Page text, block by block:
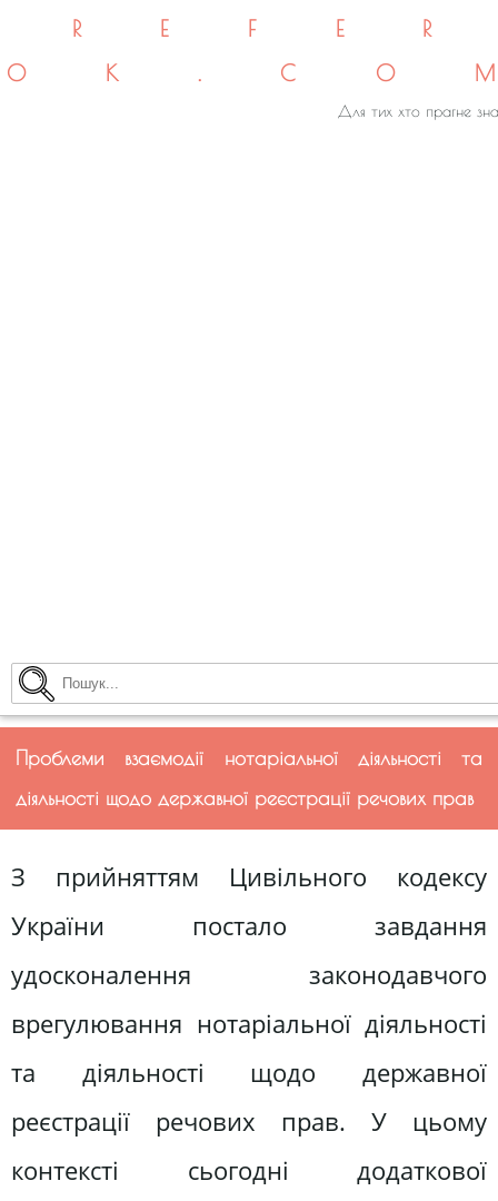
Для тих хто прагне
Проблеми взаємодії нотаріальної діяльності та
діяльності щодо державної реєстрації речових прав
З прийняттям Цивільного кодексу
України постало завдання
удосконалення законодавчого
врегулювання нотаріальної діяльності
та діяльності щодо державної
реєстрації речових прав. У цьому
контексті сьогодні додаткової